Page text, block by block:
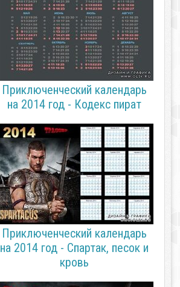
Приключенческий календарь
на 2014 год - Кодекс пират
Приключенческий календарь
на 2014 год - Спартак, песок и
кровь